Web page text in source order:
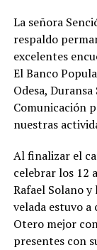
La señora
respaldo
excelentes
El Banco
Odesa,
Comunicación
nuestras
Al finalizar el
celebrar los 12
Rafael Solano
velada estuvo
Otero mejor
presentes con